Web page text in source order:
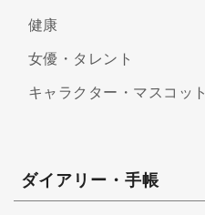
健康
女優・タレント
キャラクター・マスコット
ダイアリー・手帳